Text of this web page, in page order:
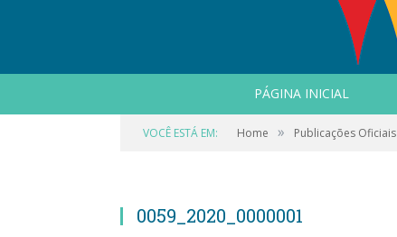
PÁGINA INICIAL
VOCÊ ESTÁ EM: Home » Publicações Oficiais
0059_2020_0000001